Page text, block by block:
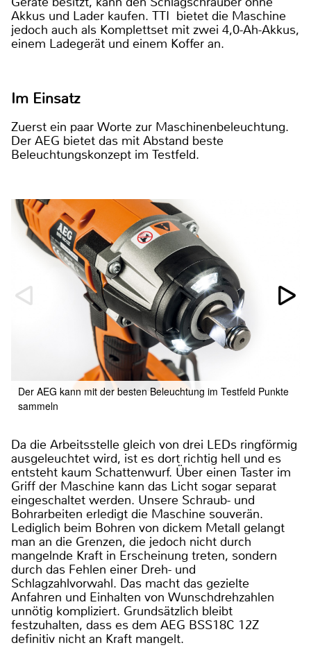
Akkus und Lader kaufen. TTI bietet die Maschine
jedoch auch als Komplettset mit zwei 4,0-Ah-Akkus,
einem Ladegerät und einem Koffer an.
Im Einsatz
Zuerst ein paar Worte zur Maschinenbeleuchtung.
Der AEG bietet das mit Abstand beste
Beleuchtungskonzept im Testfeld.
Der AEG kann mit der besten Beleuchtung im Testfeld Punkte
sammeln
Da die Arbeitsstelle gleich von drei LEDs ringförmig
ausgeleuchtet wird, ist es dort richtig hell und es
entsteht kaum Schattenwurf. Über einen Taster im
Griff der Maschine kann das Licht sogar separat
eingeschaltet werden. Unsere Schraub- und
Bohrarbeiten erledigt die Maschine souverän.
Lediglich beim Bohren von dickem Metall gelangt
man an die Grenzen, die jedoch nicht durch
mangelnde Kraft in Erscheinung treten, sondern
durch das Fehlen einer Dreh- und
Schlagzahlvorwahl. Das macht das gezielte
Anfahren und Einhalten von Wunschdrehzahlen
unnötig kompliziert. Grundsätzlich bleibt
festzuhalten, dass es dem AEG BSS18C 12Z
definitiv nicht an Kraft mangelt.